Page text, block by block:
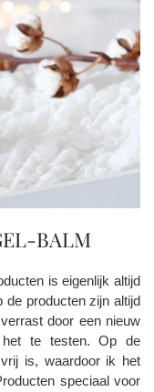
BALM
is eigenlijk altijd
de producten zijn altijd
door een nieuw
te testen. Op de
is, waardoor ik het
speciaal voor